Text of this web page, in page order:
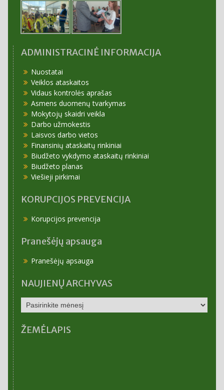
ADMINISTRACINĖ INFORMACIJA
Nuostatai
Veiklos ataskaitos
Vidaus kontrolės aprašas
Asmens duomenų tvarkymas
Mokytojų skaidri veikla
Darbo užmokestis
Laisvos darbo vietos
Finansinių ataskaitų rinkiniai
Biudžeto vykdymo ataskaitų rinkiniai
Biudžeto planas
Viešieji pirkimai
KORUPCIJOS PREVENCIJA
Korupcijos prevencija
Pranešėjų apsauga
Pranešėjų apsauga
NAUJIENŲ ARCHYVAS
NAUJIENŲ
ARCHYVAS
ŽEMĖLAPIS